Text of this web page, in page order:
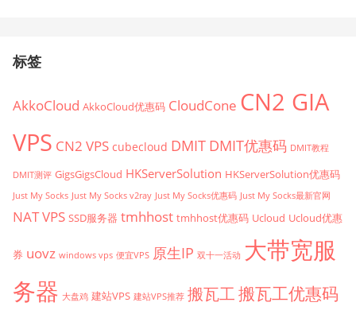
标签
AkkoCloud AkkoCloud优惠码 CloudCone CN2 GIA
VPS CN2 VPS cubecloud DMIT DMIT优惠码 DMIT教程
DMIT测评 GigsGigsCloud HKServerSolution HKServerSolution优惠码
Just My Socks Just My Socks v2ray Just My Socks优惠码 Just My Socks最新官网
NAT VPS SSD服务器 tmhhost tmhhost优惠码 Ucloud Ucloud优惠
券 uovz windows vps 便宜VPS 原生IP 双十一活动 大带宽服
务器 大盘鸡 建站VPS 建站VPS推荐 搬瓦工搬瓦工优惠码